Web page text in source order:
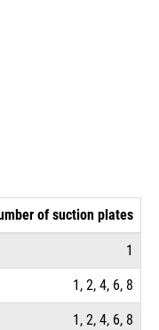
of suction plates
1
1, 2, 4, 6, 8
1, 2, 4, 6, 8